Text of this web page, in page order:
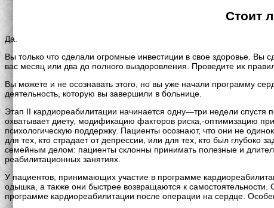
Стоит
Да.
Вы только что сделали огромные инвестиции в свое здоровье.
вас месяц или два до полного выздоровления. Проведите их
Вы можете и не осознавать этого, но вы уже начали программу
деятельность, которую вы завершили в больнице.
Этап II кардиореабилитации начинается одну—три недели
охватывает диету, модификацию факторов риска,-оптимизацию
психологическую поддержку. Пациенты осознают, что они не
для тех, кто страдает от депрессии, или для тех, кто был
семейным делом: пациенты склонны принимать полезные и
реабилитационных занятиях.
У пациентов, принимающих участие в программе
одышка, а также они быстрее возвращаются к
программе кардиореабилитации после операции на сердце.